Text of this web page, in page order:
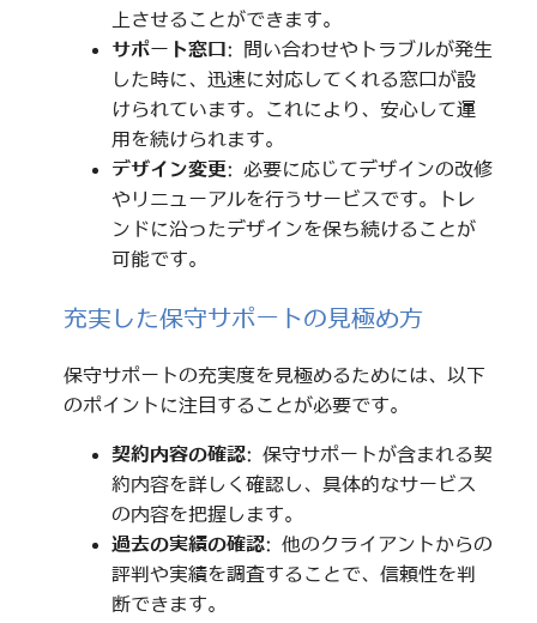
上させることができます。
サポート窓口 : 問い合わせやトラブルが発生
した時に、迅速に対応してくれる窓口が設
けられています。これにより、安心して運
用を続けられます。
デザイン変更: 必要に応じてデザインの改修
やリニューアルを行うサービスです。トレ
ンドに沿ったデザインを保ち続けることが
可能です。
充実した保守サポートの見極め方
保守サポートの充実度を見極めるためには、以下
のポイントに注目することが必要です。
契約内容の確認: 保守サポートが含まれる契
約内容を詳しく確認し、具体的なサービス
の内容を把握します。
過去の実績の確認: 他のクライアントからの
評判や実績を調査することで、信頼性を判
断できます。